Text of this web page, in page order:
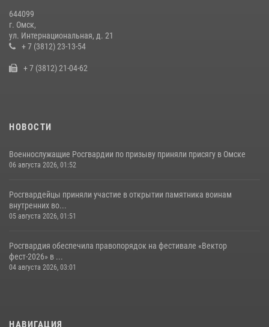
Росгвардия обеспечила безопасность уникального передвижного
музея «Поезд Победы» в Омске
644099
г. Омск,
ул. Интернациональная, д. 21
+ 7 (3812) 23-13-54
+ 7 (3812) 21-04-62
НОВОСТИ
Военнослужащие Росгвардии по призыву приняли присягу в Омске
06 августа 2026, 01:52
Росгвардейцы приняли участие в открытии памятника воинам
внутренних во...
05 августа 2026, 01:51
Росгвардия обеспечила правопорядок на фестивале «Вектор
фест-2026» в ...
04 августа 2026, 03:01
НАВИГАЦИЯ